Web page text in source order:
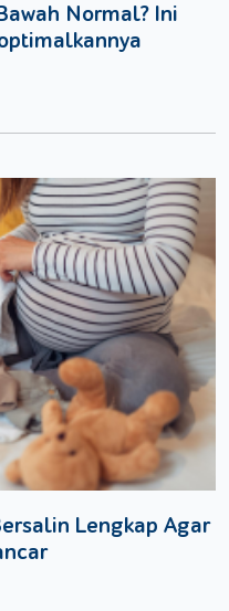
Normal? Ini
Lengkap Agar